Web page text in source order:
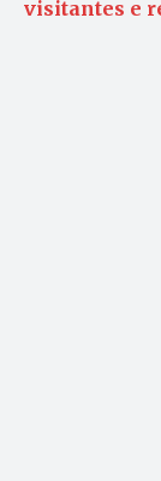
visitantes e